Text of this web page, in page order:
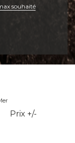
Prix +/-